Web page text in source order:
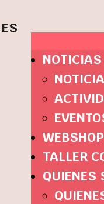
TALLER
QUIENES
ES